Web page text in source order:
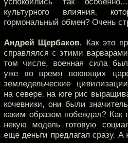
культурного влияния,
гормональный обмен? Очень
Андрей Щербаков. Как это
справлялся с этими
том числе, военная сила
уже во время воюющих
земледельческие
на севере, на юге рис
кочевники, они были
каким образом побеждал? Как
некую модель готовую
еще деньги предлагал сразу. А